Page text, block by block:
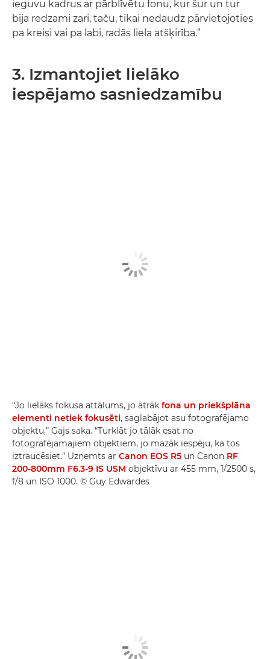
ieguvu kadrus ar pārblīvētu fonu, kur šur un tur
bija redzami zari, taču, tikai nedaudz pārvietojoties
pa kreisi vai pa labi, radās liela atšķirība.”
3. Izmantojiet lielāko
iespējamo sasniedzamību
“Jo lielāks fokusa attālums, jo ātrāk fona un priekšplāna
elementi netiek fokusēti, saglabājot asu fotografējamo
objektu,” Gajs saka. “Turklāt jo tālāk esat no
fotografējamajiem objektiem, jo mazāk iespēju, ka tos
iztraucēsiet.” Uzņemts ar Canon EOS R5 un Canon RF
200-800mm F6.3-9 IS USM objektīvu ar 455 mm, 1/2500 s,
f/8 un ISO 1000. © Guy Edwardes